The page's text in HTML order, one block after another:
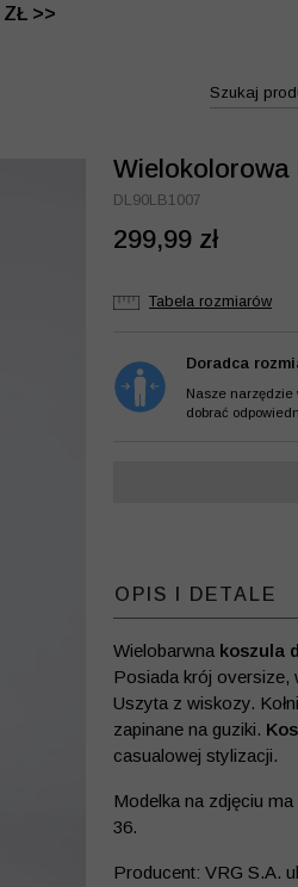
ZŁ >>PRODUKT >>
Szukaj
Wielokolorowa
DL90LB1007
299,99 zł
Tabela rozmiarów
Doradca
Nasze narzędzie
dobrać
OPIS I DETALE
Wielobarwna koszula
Posiada krój
Uszyta z wiskozy.
zapinane na guziki.
casualowej stylizacji.
Modelka na zdjęciu
36.
Producent: VRG S.A.